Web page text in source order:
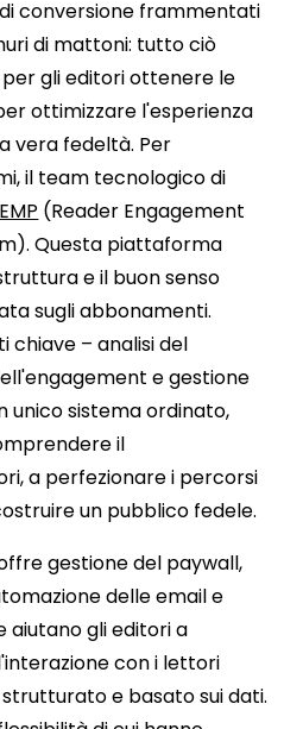
conversione frammentati
di mattoni: tutto ciò
gli editori ottenere le
ottimizzare l'esperienza
vera fedeltà. Per
il team tecnologico di
(Reader Engagement
Questa piattaforma
e il buon senso
sugli abbonamenti.
chiave – analisi del
e gestione
unico sistema ordinato,
il
a perfezionare i percorsi
un pubblico fedele.
gestione del paywall,
delle email e
aiutano gli editori a
con i lettori
e basato sui dati.